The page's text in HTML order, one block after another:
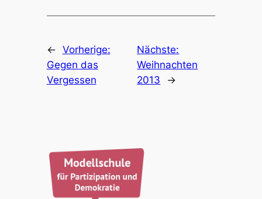
← Vorherige:
Gegen das
Vergessen
Nächste:
Weihnachten
2013
→